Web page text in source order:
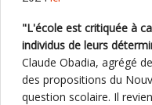
"L'école est critiquée à
individus de leurs
Claude Obadia, agrégé
des propositions du
question scolaire. Il